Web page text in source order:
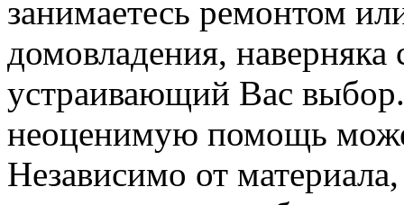
занимаетесь ремонтом
домовладения,
устраивающий Вас
неоценимую помощь
Независимо от